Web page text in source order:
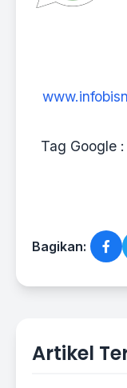
Tag Google :
Bagikan:
Artikel